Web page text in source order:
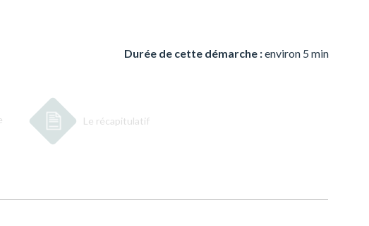
Durée de cette démarche :environ 5 min
4 Le récapitulatif